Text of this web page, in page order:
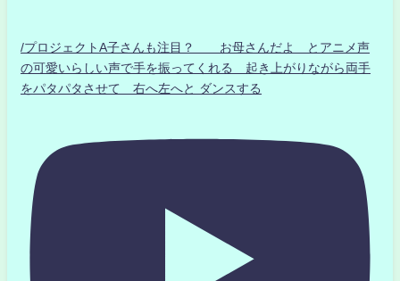
/プロジェクトA子さんも注目？ お母さんだよ とアニメ声
の可愛いらしい声で手を振ってくれる 起き上がりながら両手
をパタパタさせて 右へ左へと ダンスする